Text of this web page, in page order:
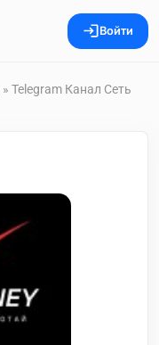
Войти
» Telegram Канал Сеть